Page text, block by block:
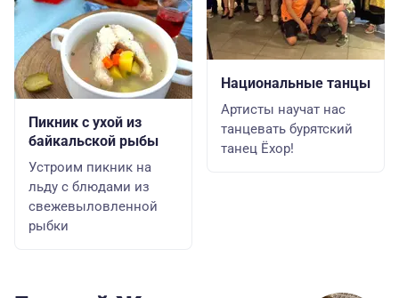
Пикник с ухой из
байкальской рыбы
Устроим пикник на
льду с блюдами из
свежевыловленной
рыбки
Национальные танцы
Артисты научат нас
танцевать бурятский
танец Ёхор!